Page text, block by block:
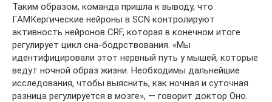
Таким образом, команда пришла к выводу, что
ГАМКергические нейроны в SCN контролируют
активность нейронов CRF, которая в конечном итоге
регулирует цикл сна-бодрствования. «Мы
идентифицировали этот нервный путь у мышей, которые
ведут ночной образ жизни. Необходимы дальнейшие
исследования, чтобы выяснить, как ночная и суточная
разница регулируется в мозге», — говорит доктор Оно.